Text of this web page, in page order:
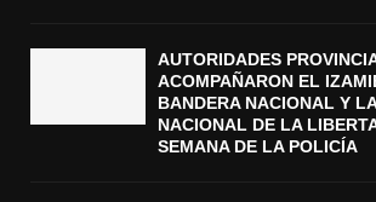
AUTORIDADES
ACOMPAÑARON EL
BANDERA NACIONAL Y
NACIONAL DE LA
SEMANA DE LA POLICÍA